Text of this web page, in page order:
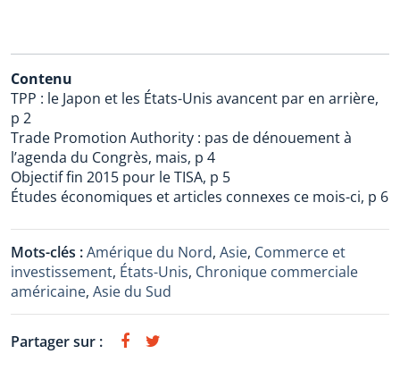
Contenu
TPP : le Japon et les États-Unis avancent par en arrière,
p 2
Trade Promotion Authority : pas de dénouement à
l’agenda du Congrès, mais, p 4
Objectif fin 2015 pour le TISA, p 5
Études économiques et articles connexes ce mois-ci, p 6
Mots-clés :Amérique du Nord, Asie, Commerce et
investissement, États-Unis, Chronique commerciale
américaine, Asie du Sud
Partager sur :